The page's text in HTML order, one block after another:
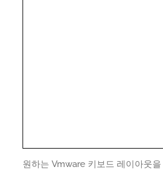
원하는 Vmware 키보드 레이아웃을